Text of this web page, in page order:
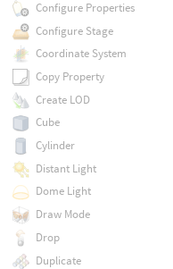
Configure Properties
Configure Stage
Coordinate System
Copy Property
Create LOD
Cube
Cylinder
Distant Light
Dome Light
Draw Mode
Drop
Duplicate